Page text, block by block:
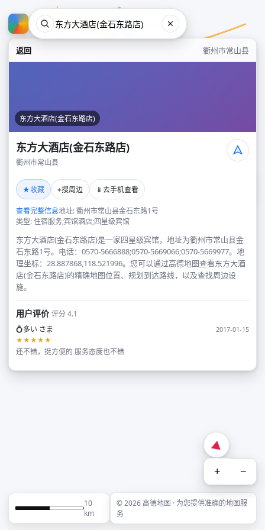
返回 衢州市常山县
东方大酒店(金石东路店)
东方大酒店(金石东路店)
衢州市常山县
★收藏 ⌖搜周边 📱 去手机查看
查看完整信息地址: 衢州市常山县金石东路1号
类型: 住宿服务;宾馆酒店;四星级宾馆
东方大酒店(金石东路店)是一家四星级宾馆，地址为衢州市常山县金
石东路1号。电话：0570-5666888;0570-5669066;0570-5669977。地
理坐标：28.887868,118.521996。您可以通过高德地图查看东方大酒
店(金石东路店)的精确地图位置、规划到达路线，以及查找周边设
施。
用户评价评分 4.1
💍多い さま
2017-01-15
★★★★★
还不错，挺方便的 服务态度也不错
+ −
10
km
© 2026 高德地图 · 为您提供准确的地图服
务